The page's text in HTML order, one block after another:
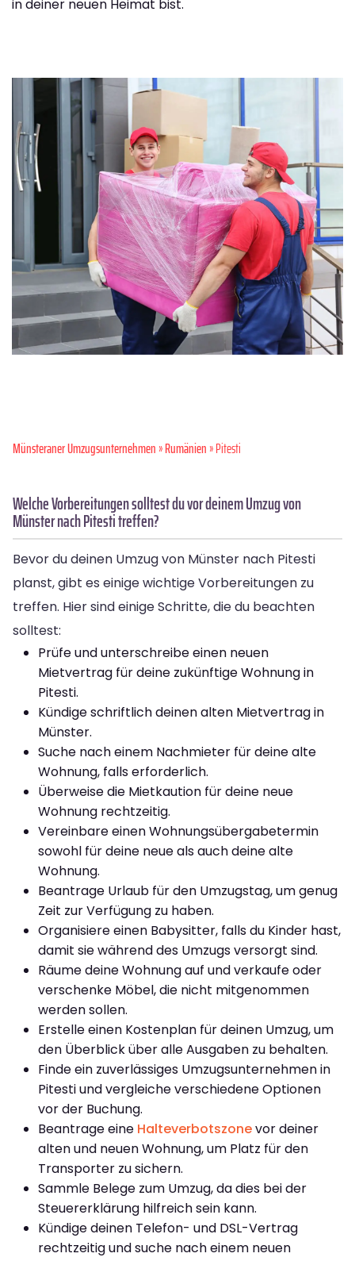
in deiner neuen Heimat bist.
Münsteraner Umzugsunternehmen»Rumänien» Pitesti
Welche Vorbereitungen solltest du vor deinem Umzug von
Münster nach Pitesti treffen?
Bevor du deinen Umzug von Münster nach Pitesti
planst, gibt es einige wichtige Vorbereitungen zu
treffen. Hier sind einige Schritte, die du beachten
solltest:
Prüfe und unterschreibe einen neuen
Mietvertrag für deine zukünftige Wohnung in
Pitesti.
Kündige schriftlich deinen alten Mietvertrag in
Münster.
Suche nach einem Nachmieter für deine alte
Wohnung, falls erforderlich.
Überweise die Mietkaution für deine neue
Wohnung rechtzeitig.
Vereinbare einen Wohnungsübergabetermin
sowohl für deine neue als auch deine alte
Wohnung.
Beantrage Urlaub für den Umzugstag, um genug
Zeit zur Verfügung zu haben.
Organisiere einen Babysitter, falls du Kinder hast,
damit sie während des Umzugs versorgt sind.
Räume deine Wohnung auf und verkaufe oder
verschenke Möbel, die nicht mitgenommen
werden sollen.
Erstelle einen Kostenplan für deinen Umzug, um
den Überblick über alle Ausgaben zu behalten.
Finde ein zuverlässiges Umzugsunternehmen in
Pitesti und vergleiche verschiedene Optionen
vor der Buchung.
Beantrage eine Halteverbotszonevor deiner
alten und neuen Wohnung, um Platz für den
Transporter zu sichern.
Sammle Belege zum Umzug, da dies bei der
Steuererklärung hilfreich sein kann.
Kündige deinen Telefon- und DSL-Vertrag
rechtzeitig und suche nach einem neuen